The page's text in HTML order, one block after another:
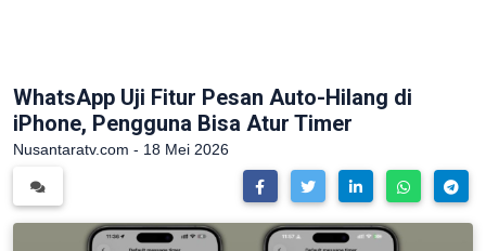
WhatsApp Uji Fitur Pesan Auto-Hilang di
iPhone, Pengguna Bisa Atur Timer
Nusantaratv.com - 18 Mei 2026